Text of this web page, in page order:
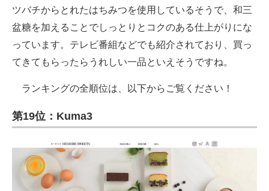
ツバチからとれたはちみつを使用しているそうで、和三
盆糖を加えることでしっとりとコクのある仕上がりにな
っています。テレビ番組などでも紹介されており、買っ
てきてもらったらうれしい一品といえそうですね。
ランキングの全順位は、以下からご覧ください！
第19位：Kuma3